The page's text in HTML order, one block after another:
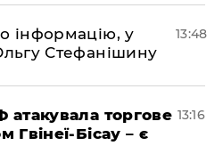
інформацію, у
Стефанішину
13:48
торгове
Гвінеї-Бісау – є
13:16